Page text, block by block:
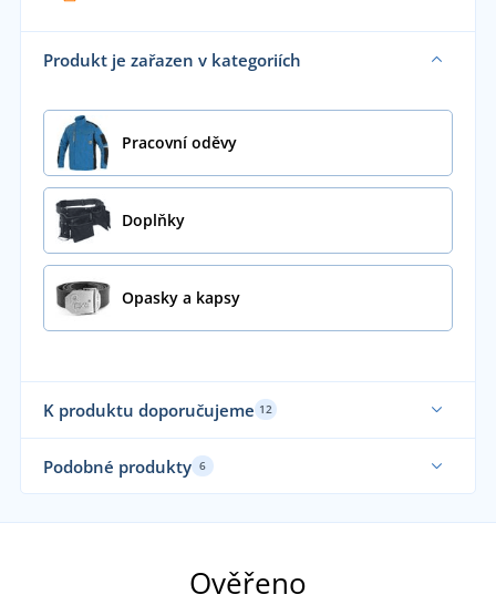
Produkt je zařazen v kategoriích
Pracovní oděvy
Doplňky
Opasky a kapsy
K produktu doporučujeme 12
Podobné produkty 6
Ověřeno